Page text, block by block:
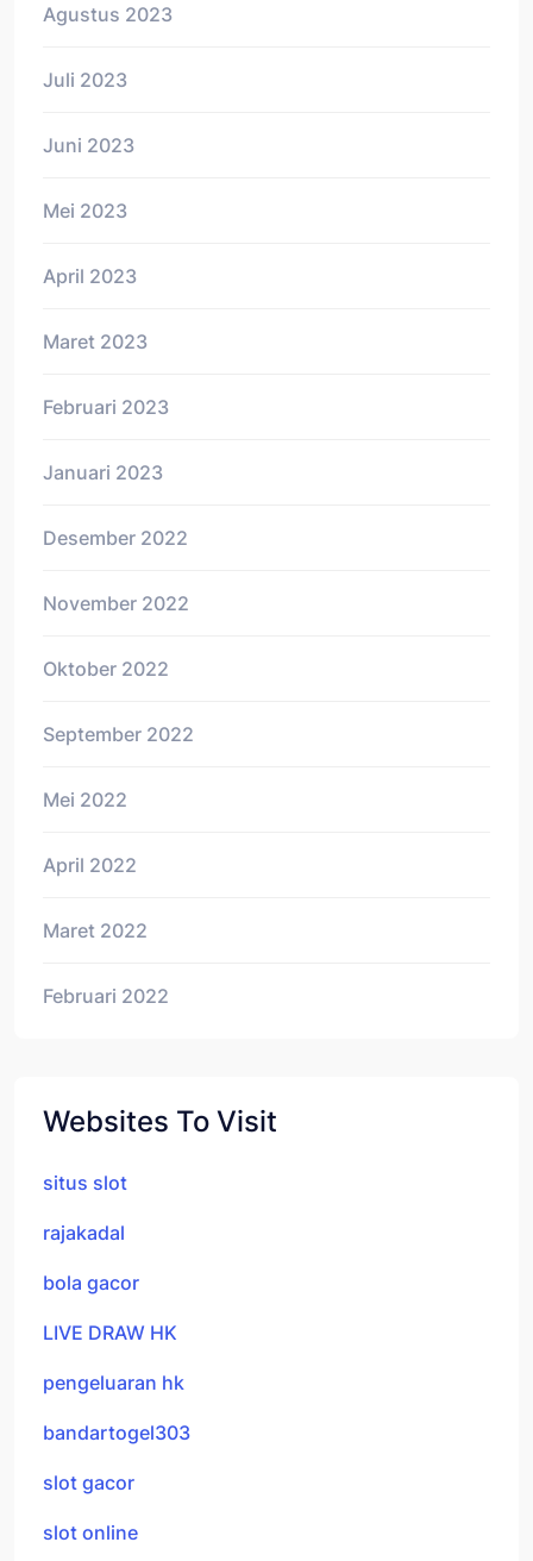
Agustus 2023
Juli 2023
Juni 2023
Mei 2023
April 2023
Maret 2023
Februari 2023
Januari 2023
Desember 2022
November 2022
Oktober 2022
September 2022
Mei 2022
April 2022
Maret 2022
Februari 2022
Websites To Visit
situs slot
rajakadal
bola gacor
LIVE DRAW HK
pengeluaran hk
bandartogel303
slot gacor
slot online